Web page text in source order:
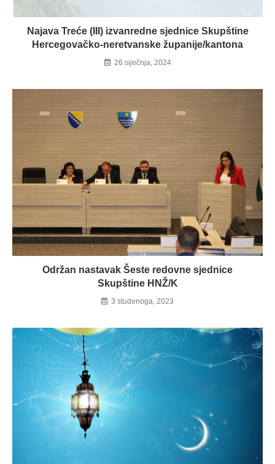
Najava Treće (III) izvanredne sjednice Skupštine
Hercegovačko-neretvanske županije/kantona
26 siječnja, 2024
Održan nastavak Šeste redovne sjednice
Skupštine HNŽ/K
3 studenoga, 2023